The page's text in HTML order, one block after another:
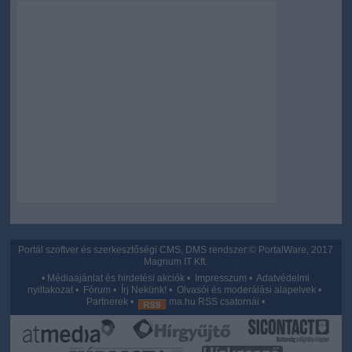
Portál szoftver és szerkesztőségi CMS, DMS rendszer:© PortalWare, 2017
Magnum IT Kft.
• Médiaajánlat és hirdetési akciók • Impresszum •Adatvédelmi
nyiltakozat • Fórum • Írj Nekünk! •Olvasói és moderálási alapelvek •
Partnerek • ma.hu RSS csatornái •